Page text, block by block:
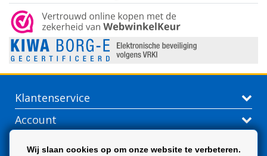
Klantenservice
Account
Wij slaan cookies op om onze website te verbeteren.